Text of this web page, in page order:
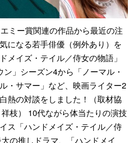
ミー賞関連の作品から最近の注
になる若手俳優（例外あり）を
イズ・テイル／侍女の物語」
」シーズン4から「ノーマル・
・サマー」など、映画ライター2
熱の対談をしました！（取材協
枝） 10代ながら体当たりの演技
ス「ハンドメイズ・テイル／侍
の推しドラマ、「ハンドメイ